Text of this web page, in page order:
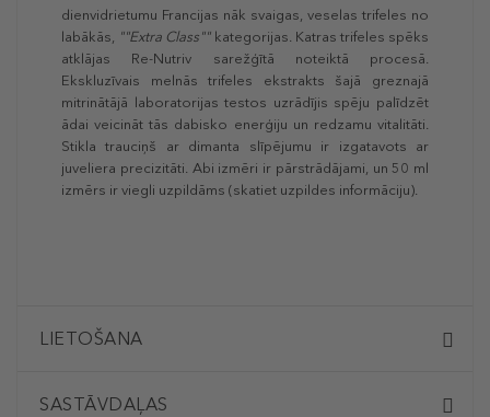
dienvidrietumu Francijas nāk svaigas, veselas trifeles no
labākās, ""Extra Class""kategorijas. Katras trifeles spēks
atklājas Re-Nutriv sarežģītā noteiktā procesā.
Ekskluzīvais melnās trifeles ekstrakts šajā greznajā
mitrinātājā laboratorijas testos uzrādījis spēju palīdzēt
ādai veicināt tās dabisko enerģiju un redzamu vitalitāti.
Stikla trauciņš ar dimanta slīpējumu ir izgatavots ar
juveliera precizitāti. Abi izmēri ir pārstrādājami, un 50 ml
izmērs ir viegli uzpildāms (skatiet uzpildes informāciju).
LIETOŠANA
SASTĀVDAĻAS